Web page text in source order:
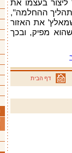
ליצור בעצמו את
ההחלמה",
את האזור
מפיק, ובכך
דף הבית